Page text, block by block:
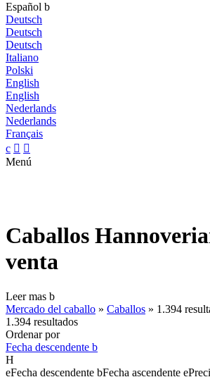
Español b
Deutsch
Deutsch
Deutsch
Italiano
Polski
English
English
Nederlands
Nederlands
Français
c  
Menú
Caballos
venta
Leer mas b
Mercado del caballo » Caballos » 1.394
1.394 resultados
Ordenar por
Fecha descendente b
H
eFecha descendente bFecha ascendente e